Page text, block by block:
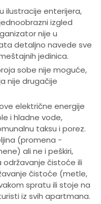
ilustracije enterijera,
izgled
nije u
detaljno navede sve
jedinica.
sobe nije moguće,
nije drugačije
električne energije
i hladne vode,
taksu i porez.
(promena -
ali ne i peškiri,
čistoće ili
čistoće (metle,
spratu ili stoje na
iz svih apartmana.